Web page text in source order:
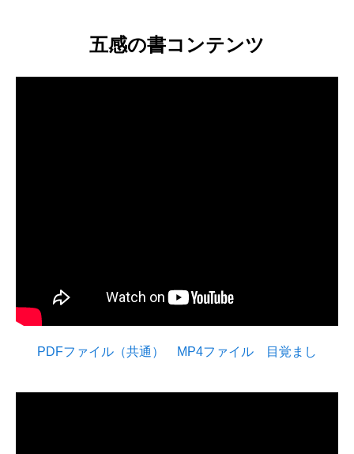
五感の書コンテンツ
PDFファイル（共通） MP4ファイル 目覚まし